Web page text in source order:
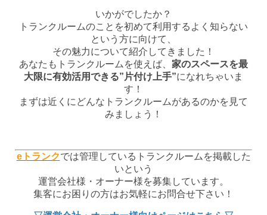
いかがでしたか？
トランクルームのことを初めて利用するよく知らない
という方に向けて、
その魅力について紹介してきました！
あなたもトランクルームを使えば、 家のスペースを最
大限に有効活用できる”片付け上手”になれちゃいま
す！
まずは近くにどんなトランクルームがあるのかを見て
みましょう！
eトランクでは管理しているトランクルームを掲載した
いという
運営会社様・オーナー様を募集しています。
集客にお困りの方はお気軽にお問合せ下さい！